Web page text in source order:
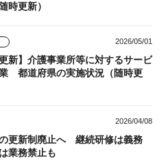
時更新）
2026/05/01
新】介護事業所等に対するサービ
都道府県の実施状況（随時更
2026/04/08
更新制廃止へ 継続研修は義務
業務禁止も